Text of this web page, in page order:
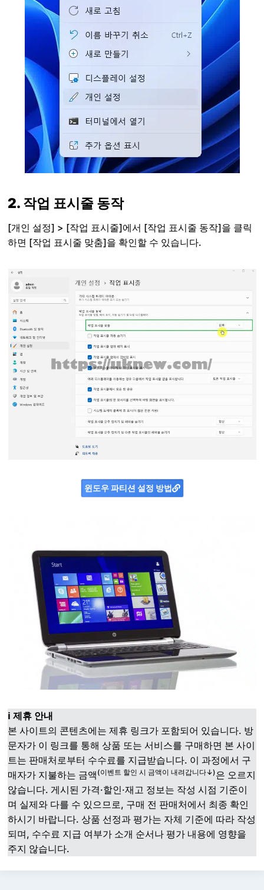
2. 작업 표시줄 동작
[개인 설정] > [작업 표시줄]에서 [작업 표시줄 동작]을 클릭
하면 [작업 표시줄 맞춤]을 확인할 수 있습니다.
윈도우 파티션 설정 방법
ℹ️ 제휴 안내
본 사이트의 콘텐츠에는 제휴 링크가 포함되어 있습니다. 방
문자가 이 링크를 통해 상품 또는 서비스를 구매하면 본 사이
트는 판매처로부터 수수료를 지급받습니다. 이 과정에서 구
매자가 지불하는 금액 (이벤트 할인 시 금액이 내려갑니다↓)은 오르지
않습니다. 게시된 가격·할인·재고 정보는 작성 시점 기준이
며 실제와 다를 수 있으므로, 구매 전 판매처에서 최종 확인
하시기 바랍니다. 상품 선정과 평가는 자체 기준에 따라 작성
되며, 수수료 지급 여부가 소개 순서나 평가 내용에 영향을
주지 않습니다.